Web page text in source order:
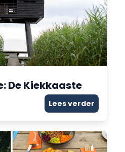
De Kiekkaaste
Lees verder